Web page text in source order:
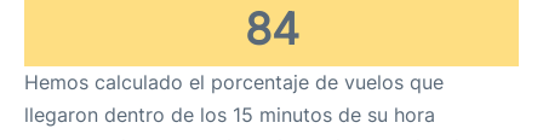
84
Hemos calculado el porcentaje de vuelos que
llegaron dentro de los 15 minutos de su hora